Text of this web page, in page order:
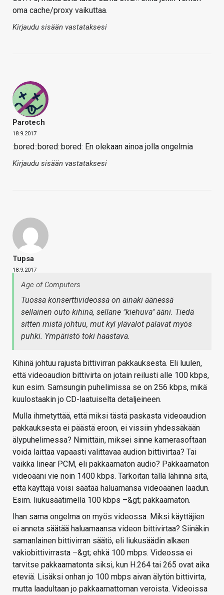
oma cache/proxy vaikuttaa.
Kirjaudu sisään vastataksesi
Parotech
18.9.2017
:bored::bored::bored: En olekaan ainoa jolla ongelmia
Kirjaudu sisään vastataksesi
Tupsa
18.9.2017
Age of Computers
Tuossa konserttivideossa on ainaki äänessä
sellainen outo kihinä, sellane "kiehuva" ääni. Tiedä
sitten mistä johtuu, mut kyl ylävalot palavat myös
puhki. Ympäristö toki haastava.
Kihinä johtuu rajusta bittivirran pakkauksesta. Eli luulen,
että videoaudion bittivirta on jotain reilusti alle 100 kbps,
kun esim. Samsungin puhelimissa se on 256 kbps, mikä
kuulostaakin jo CD-laatuiselta detaljeineen.
Mulla ihmetyttää, että miksi tästä paskasta videoaudion
pakkauksesta ei päästä eroon, ei vissiin yhdessäkään
älypuhelimessa? Nimittäin, miksei sinne kamerasoftaan
voida laittaa vapaasti valittavaa audion bittivirtaa? Tai
vaikka linear PCM, eli pakkaamaton audio? Pakkaamaton
videoääni vie noin 1400 kbps. Tarkoitan tällä lähinnä sitä,
että käyttäjä voisi säätää haluamansa videoäänen laadun.
Esim. liukusäätimellä 100 kbps –&gt; pakkaamaton.
Ihan sama ongelma on myös videossa. Miksi käyttäjien
ei anneta säätää haluamaansa videon bittivirtaa? Siinäkin
samanlainen bittivirran säätö, eli liukusäädin alkaen
vakiobittivirrasta –&gt; ehkä 100 mbps. Videossa ei
tarvitse pakkaamatonta siksi, kun H.264 tai 265 ovat aika
eteviä. Lisäksi onhan jo 100 mbps aivan älytön bittivirta,
mutta laadultaan jo pakkaamattoman veroista. Videoissa